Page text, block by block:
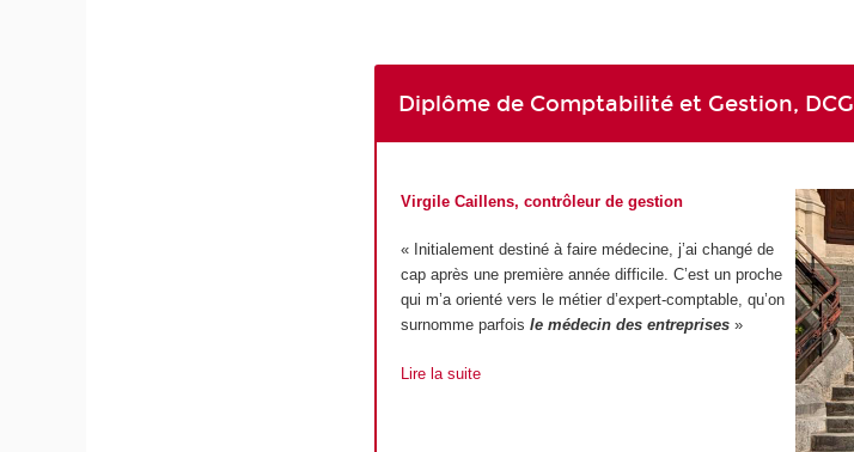
Diplôme de Comptabilité et Gestion, DCG
Virgile Caillens, contrôleur de gestion
« Initialement destiné à faire médecine, j’ai changé de
cap après une première année difficile. C’est un proche
qui m’a orienté vers le métier d’expert-comptable, qu’on
surnomme parfois le médecin des entreprises »
Lire la suite